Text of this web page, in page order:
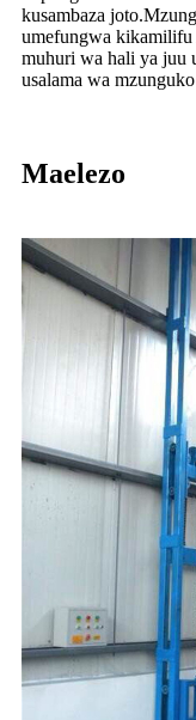
kusambaza
umefungwa kikamilifu
muhuri wa hali ya juu
usalama wa
Maelezo